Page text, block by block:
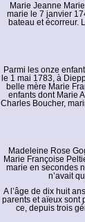
Marie Jeanne
marie le 7 janvier
bateau et écorreur.
Parmi les onze
le 1 mai 1783, à
belle mère Marie
enfants dont Marie
Charles Boucher,
Madeleine Rose
Marie Françoise
marie en secondes
n’avait
A l’âge de dix huit
parents et aïeux sont
ce, depuis trois